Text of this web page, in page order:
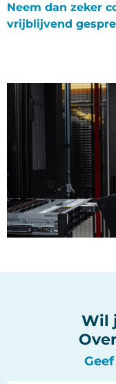
Neem dan zeker
vrijblijvend
Wil